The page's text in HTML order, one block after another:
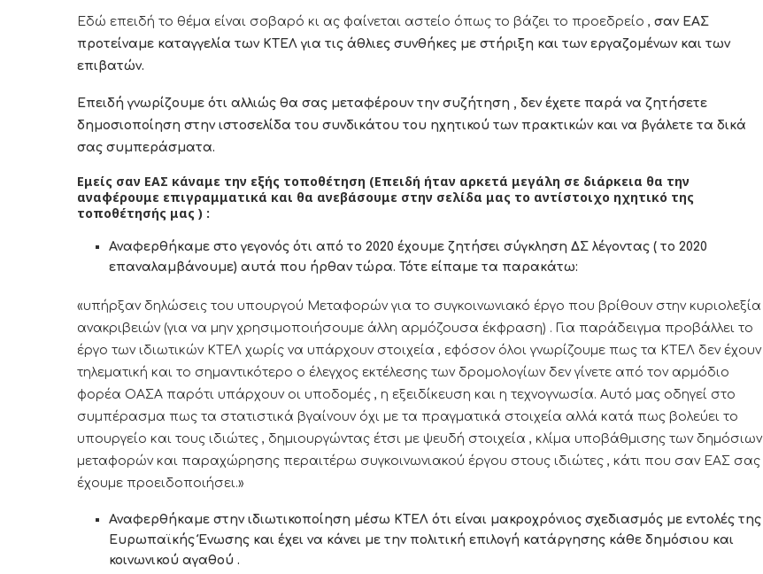
Εδώ επειδή το θέμα είναι σοβαρό κι ας φαίνεται αστείο όπως το βάζει το προεδρείο , σαν ΕΑΣ
προτείναμε καταγγελία των ΚΤΕΛ για τις άθλιες συνθήκες με στήριξη και των εργαζομένων και των
επιβατών.
Επειδή γνωρίζουμε ότι αλλιώς θα σας μεταφέρουν την συζήτηση , δεν έχετε παρά να ζητήσετε
δημοσιοποίηση στην ιστοσελίδα του συνδικάτου του ηχητικού των πρακτικών και να βγάλετε τα δικά
σας συμπεράσματα.
Εμείς σαν ΕΑΣ κάναμε την εξής τοποθέτηση (Επειδή ήταν αρκετά μεγάλη σε διάρκεια θα την
αναφέρουμε επιγραμματικά και θα ανεβάσουμε στην σελίδα μας το αντίστοιχο ηχητικό της
τοποθέτησής μας ) :
Αναφερθήκαμε στο γεγονός ότι από το 2020 έχουμε ζητήσει σύγκληση ΔΣ λέγοντας ( το 2020
επαναλαμβάνουμε) αυτά που ήρθαν τώρα. Τότε είπαμε τα παρακάτω:
«υπήρξαν δηλώσεις του υπουργού Μεταφορών για το συγκοινωνιακό έργο που βρίθουν στην κυριολεξία
ανακριβειών (για να μην χρησιμοποιήσουμε άλλη αρμόζουσα έκφραση) . Για παράδειγμα προβάλλει το
έργο των ιδιωτικών ΚΤΕΛ χωρίς να υπάρχουν στοιχεία , εφόσον όλοι γνωρίζουμε πως τα ΚΤΕΛ δεν έχουν
τηλεματική και το σημαντικότερο ο έλεγχος εκτέλεσης των δρομολογίων δεν γίνετε από τον αρμόδιο
φορέα ΟΑΣΑ παρότι υπάρχουν οι υποδομές , η εξειδίκευση και η τεχνογνωσία. Αυτό μας οδηγεί στο
συμπέρασμα πως τα στατιστικά βγαίνουν όχι με τα πραγματικά στοιχεία αλλά κατά πως βολεύει το
υπουργείο και τους ιδιώτες , δημιουργώντας έτσι με ψευδή στοιχεία , κλίμα υποβάθμισης των δημόσιων
μεταφορών και παραχώρησης περαιτέρω συγκοινωνιακού έργου στους ιδιώτες , κάτι που σαν ΕΑΣ σας
έχουμε προειδοποιήσει.»
Αναφερθήκαμε στην ιδιωτικοποίηση μέσω ΚΤΕΛ ότι είναι μακροχρόνιος σχεδιασμός με εντολές της
Ευρωπαϊκής Ένωσης και έχει να κάνει με την πολιτική επιλογή κατάργησης κάθε δημόσιου και
κοινωνικού αγαθού .